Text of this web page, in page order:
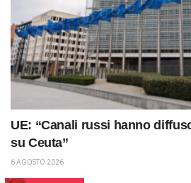
UE: “Canali russi hanno
su Ceuta”
6 AGOSTO 2026